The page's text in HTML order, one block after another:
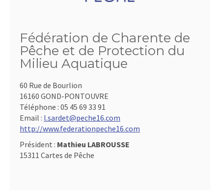
Fédération de Charente de
Pêche et de Protection du
Milieu Aquatique
60 Rue de Bourlion
16160 GOND-PONTOUVRE
Téléphone : 05 45 69 33 91
Email : l.sardet@peche16.com
http://www.federationpeche16.com
Président : Mathieu LABROUSSE
15311 Cartes de Pêche